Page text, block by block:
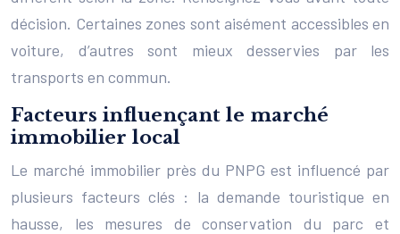
décision. Certaines zones sont aisément accessibles en
voiture, d’autres sont mieux desservies par les
transports en commun.
Facteurs influençant le marché
immobilier local
Le marché immobilier près du PNPG est influencé par
plusieurs facteurs clés : la demande touristique en
hausse, les mesures de conservation du parc et